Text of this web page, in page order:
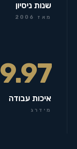
שנות ניסיון
מאז 2006
9.97
איכות עבודה
מידרג